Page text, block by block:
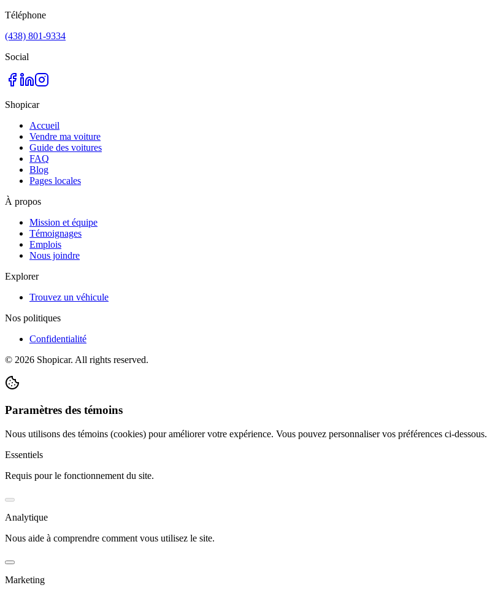
Téléphone
(438) 801-9334
Social
Shopicar
Accueil
Vendre ma voiture
Guide des voitures
FAQ
Blog
Pages locales
À propos
Mission et équipe
Témoignages
Emplois
Nous joindre
Explorer
Trouvez un véhicule
Nos politiques
Confidentialité
© 2026 Shopicar. All rights reserved.
Paramètres des témoins
Nous utilisons des témoins (cookies) pour améliorer votre expérience. Vous pouvez personnaliser vos préférences ci-dessous.
Essentiels
Requis pour le fonctionnement du site.
Analytique
Nous aide à comprendre comment vous utilisez le site.
Marketing